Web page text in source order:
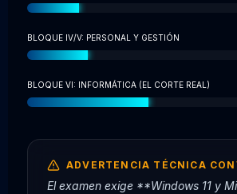
BLOQUE IV/V: PERSONAL Y GESTIÓN
BLOQUE VI: INFORMÁTICA (EL CORTE REAL)
ADVERTENCIA TÉCNICA
El examen exige **Windows 11 y